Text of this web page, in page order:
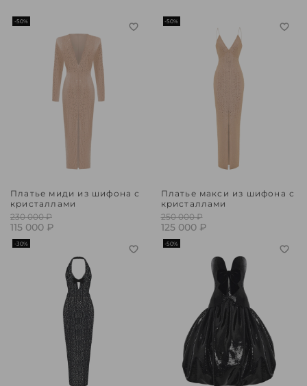
-50%
Платье миди из шифона с
кристаллами
230 000 ₽
115 000 ₽
-50%
Платье макси из шифона с
кристаллами
250 000 ₽
125 000 ₽
-30% -50%